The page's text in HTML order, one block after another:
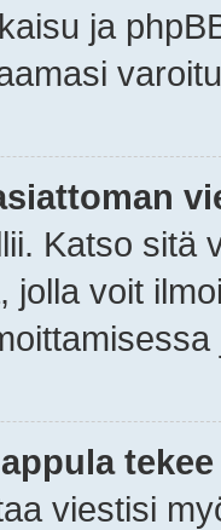
ja
Katso sitä
jolla voit
viestisi